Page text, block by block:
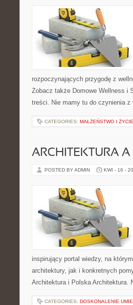
rozpoczynających przygodę z
Zobacz także Domowe Wellness i
treści. Nie mamy tu do czynienia
CATEGORIES: MAŁŻEŃSTWO I
ARCHITEKTURA
POSTED BY ADMIN KWI - 16 -
inspirujący portal wiedzy, na
architektury, jak i konkretnych
Architektura i Polska Architektura.
CATEGORIES: DOSKONALENIE